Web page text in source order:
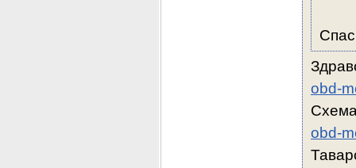
obd-
obd-